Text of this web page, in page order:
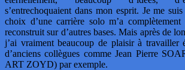
s’entrechoquaient dans mon esprit. Je me
choix d’une carrière solo m’a
reconstruit sur d’autres bases. Mais après de
j’ai vraiment beaucoup de plaisir à travailler
d’anciens collègues comme Jean Pierre
ART ZOYD) par exemple.